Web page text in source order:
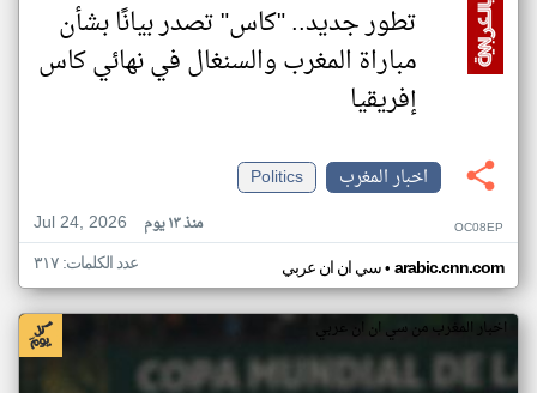
تطور جديد.. "كاس" تصدر بيانًا بشأن
مباراة المغرب والسنغال في نهائي كاس
إفريقيا
اخبار المغرب
Politics
Jul 24, 2026
منذ ١٣ يوم OC08EP
سي ان ان عربي• arabic.cnn.com عدد الكلمات: ٣١٧
اخبار المغرب من سي ان ان عربي